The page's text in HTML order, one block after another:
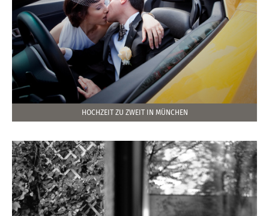
HOCHZEIT ZU ZWEIT IN MÜNCHEN